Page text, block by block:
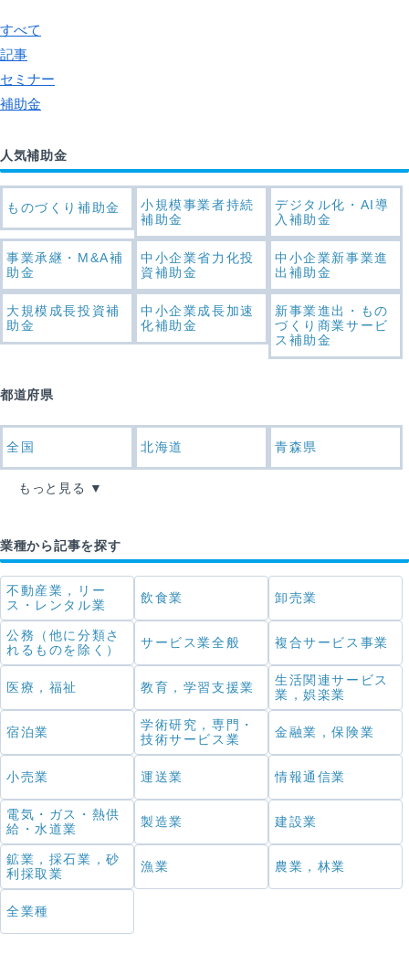
すべて
記事
セミナー
補助金
人気補助金
ものづくり補助金
小規模事業者持続
補助金
デジタル化・AI導
入補助金
事業承継・M&A補
助金
中小企業省力化投
資補助金
中小企業新事業進
出補助金
大規模成長投資補
助金
中小企業成長加速
化補助金
新事業進出・もの
づくり商業サービ
ス補助金
都道府県
全国 北海道 青森県
もっと見る
業種から記事を探す
不動産業，リー
ス・レンタル業
飲食業 卸売業
公務（他に分類さ
れるものを除く）
サービス業全般 複合サービス事業
医療，福祉 教育，学習支援業
生活関連サービス
業，娯楽業
宿泊業
学術研究，専門・
技術サービス業
金融業，保険業
小売業 運送業 情報通信業
電気・ガス・熱供
給・水道業
製造業 建設業
鉱業，採石業，砂
利採取業
漁業 農業，林業
全業種